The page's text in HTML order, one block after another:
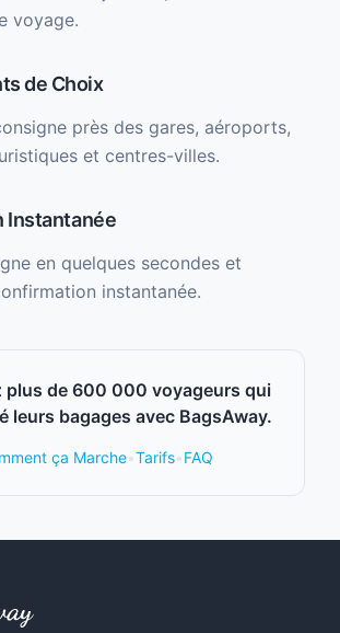
voyage.
de Choix
près des gares, aéroports,
et centres-villes.
Instantanée
en quelques secondes et
instantanée.
plus de 600 000 voyageurs qui
leurs bagages avec BagsAway.
ça Marche•Tarifs•FAQ